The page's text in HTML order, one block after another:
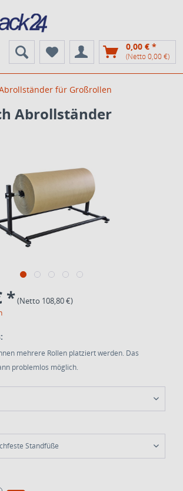
0,00 € *
(Netto 0,00 €)
für Großrollen
Abrollständer
*(Netto 108,80 €)
mehrere Rollen platziert werden. Das
problemlos möglich.
Standfüße